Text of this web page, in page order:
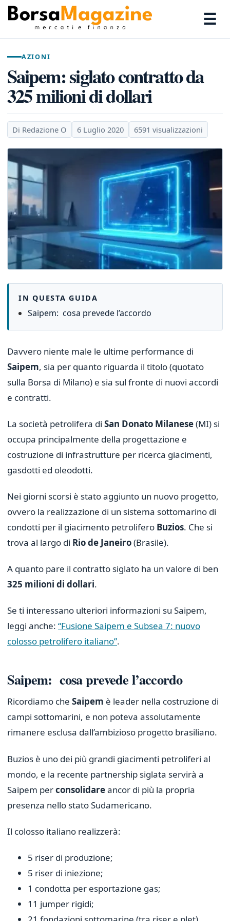
☰
AZIONI
Saipem: siglato contratto da
325 milioni di dollari
Di Redazione O 6 Luglio 2020 6591 visualizzazioni
IN QUESTA GUIDA
Saipem: cosa prevede l’accordo
Davvero niente male le ultime performance di
Saipem, sia per quanto riguarda il titolo (quotato
sulla Borsa di Milano) e sia sul fronte di nuovi accordi
e contratti.
La società petrolifera di San Donato Milanese(MI) si
occupa principalmente della progettazione e
costruzione di infrastrutture per ricerca giacimenti,
gasdotti ed oleodotti.
Nei giorni scorsi è stato aggiunto un nuovo progetto,
ovvero la realizzazione di un sistema sottomarino di
condotti per il giacimento petrolifero Buzios. Che si
trova al largo di Rio de Janeiro(Brasile).
A quanto pare il contratto siglato ha un valore di ben
325 milioni di dollari.
Se ti interessano ulteriori informazioni su Saipem,
leggi anche: “Fusione Saipem e Subsea 7: nuovo
colosso petrolifero italiano”.
Saipem: cosa prevede l’accordo
Ricordiamo che Saipem è leader nella costruzione di
campi sottomarini, e non poteva assolutamente
rimanere esclusa dall’ambizioso progetto brasiliano.
Buzios è uno dei più grandi giacimenti petroliferi al
mondo, e la recente partnership siglata servirà a
Saipem perconsolidareancor di più la propria
presenza nello stato Sudamericano.
Il colosso italiano realizzerà:
5 riser di produzione;
5 riser di iniezione;
1 condotta per esportazione gas;
11 jumper rigidi;